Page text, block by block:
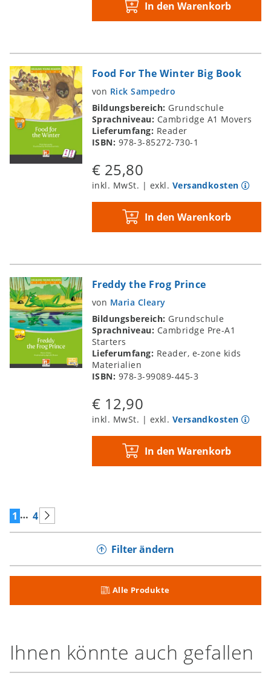
In den Warenkorb
Food For The Winter Big Book
von Rick Sampedro
Bildungsbereich: Grundschule
Sprachniveau: Cambridge A1 Movers
Lieferumfang: Reader
ISBN: 978-3-85272-730-1
€ 25,80
inkl. MwSt. | exkl. Versandkosten
In den Warenkorb
Freddy the Frog Prince
von Maria Cleary
Bildungsbereich: Grundschule
Sprachniveau: Cambridge Pre-A1
Starters
Lieferumfang: Reader, e-zone kids
Materialien
ISBN: 978-3-99089-445-3
€ 12,90
inkl. MwSt. | exkl. Versandkosten
In den Warenkorb
1 … 4
Filter ändern
Alle Produkte
Ihnen könnte auch gefallen